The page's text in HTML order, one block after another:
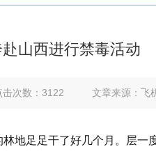
山西进行禁毒活动
击次数： 3122 文章来源： 飞
地足足干了好几个月。层一